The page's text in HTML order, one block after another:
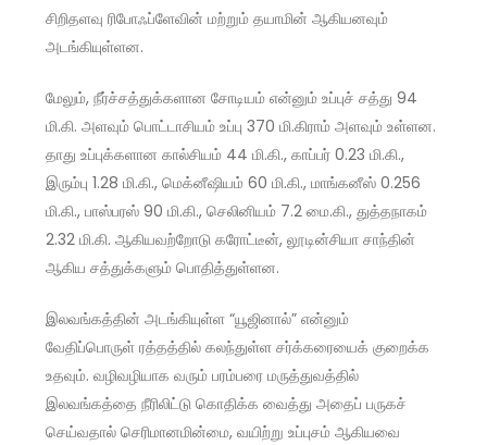
சிறிதளவு ரிபோஃப்ளேவின் மற்றும் தயாமின் ஆகியனவும்
அடங்கியுள்ளன.
மேலும், நீர்ச்சத்துக்களான சோடியம் என்னும் உப்புச் சத்து 94
மி.கி. அளவும் பொட்டாசியம் உப்பு 370 மி.கிராம் அளவும் உள்ளன.
தாது உப்புக்களான கால்சியம் 44 மி.கி., காப்பர் 0.23 மி.கி.,
இரும்பு 1.28 மி.கி., மெக்னீஷியம் 60 மி.கி., மாங்கனீஸ் 0.256
மி.கி., பாஸ்பரஸ் 90 மி.கி., செலினியம் 7.2 மை.கி., துத்தநாகம்
2.32 மி.கி. ஆகியவற்றோடு கரோட்டீன், லூடின்சியா சாந்தின்
ஆகிய சத்துக்களும் பொதித்துள்ளன.
இலவங்கத்தின் அடங்கியுள்ள “யூஜினால்” என்னும்
வேதிப்பொருள் ரத்தத்தில் கலந்துள்ள சர்க்கரையைக் குறைக்க
உதவும். வழிவழியாக வரும் பரம்பரை மருத்துவத்தில்
இலவங்கத்தை நீரிலிட்டு கொதிக்க வைத்து அதைப் பருகச்
செய்வதால் செரிமானமின்மை, வயிற்று உப்புசம் ஆகியவை